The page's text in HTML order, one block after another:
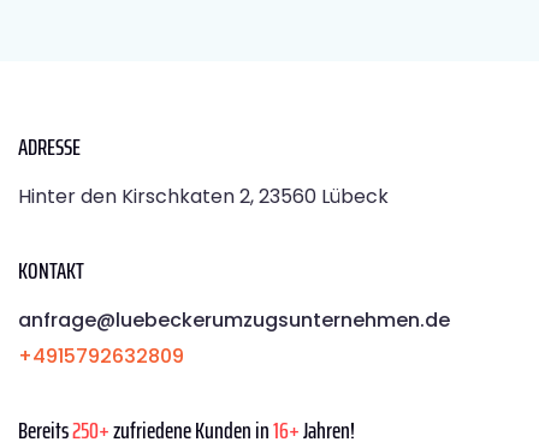
ADRESSE
Hinter den Kirschkaten 2, 23560 Lübeck
KONTAKT
anfrage@luebeckerumzugsunternehmen.de
+4915792632809
Bereits250+zufriedene Kunden in16+Jahren!